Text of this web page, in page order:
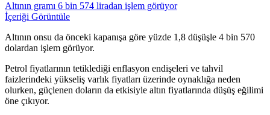
Altının gramı 6 bin 574 liradan işlem görüyor
İçeriği Görüntüle
Altının onsu da önceki kapanışa göre yüzde 1,8 düşüşle 4 bin 570
dolardan işlem görüyor.
Petrol fiyatlarının tetiklediği enflasyon endişeleri ve tahvil
faizlerindeki yükseliş varlık fiyatları üzerinde oynaklığa neden
olurken, güçlenen doların da etkisiyle altın fiyatlarında düşüş eğilimi
öne çıkıyor.